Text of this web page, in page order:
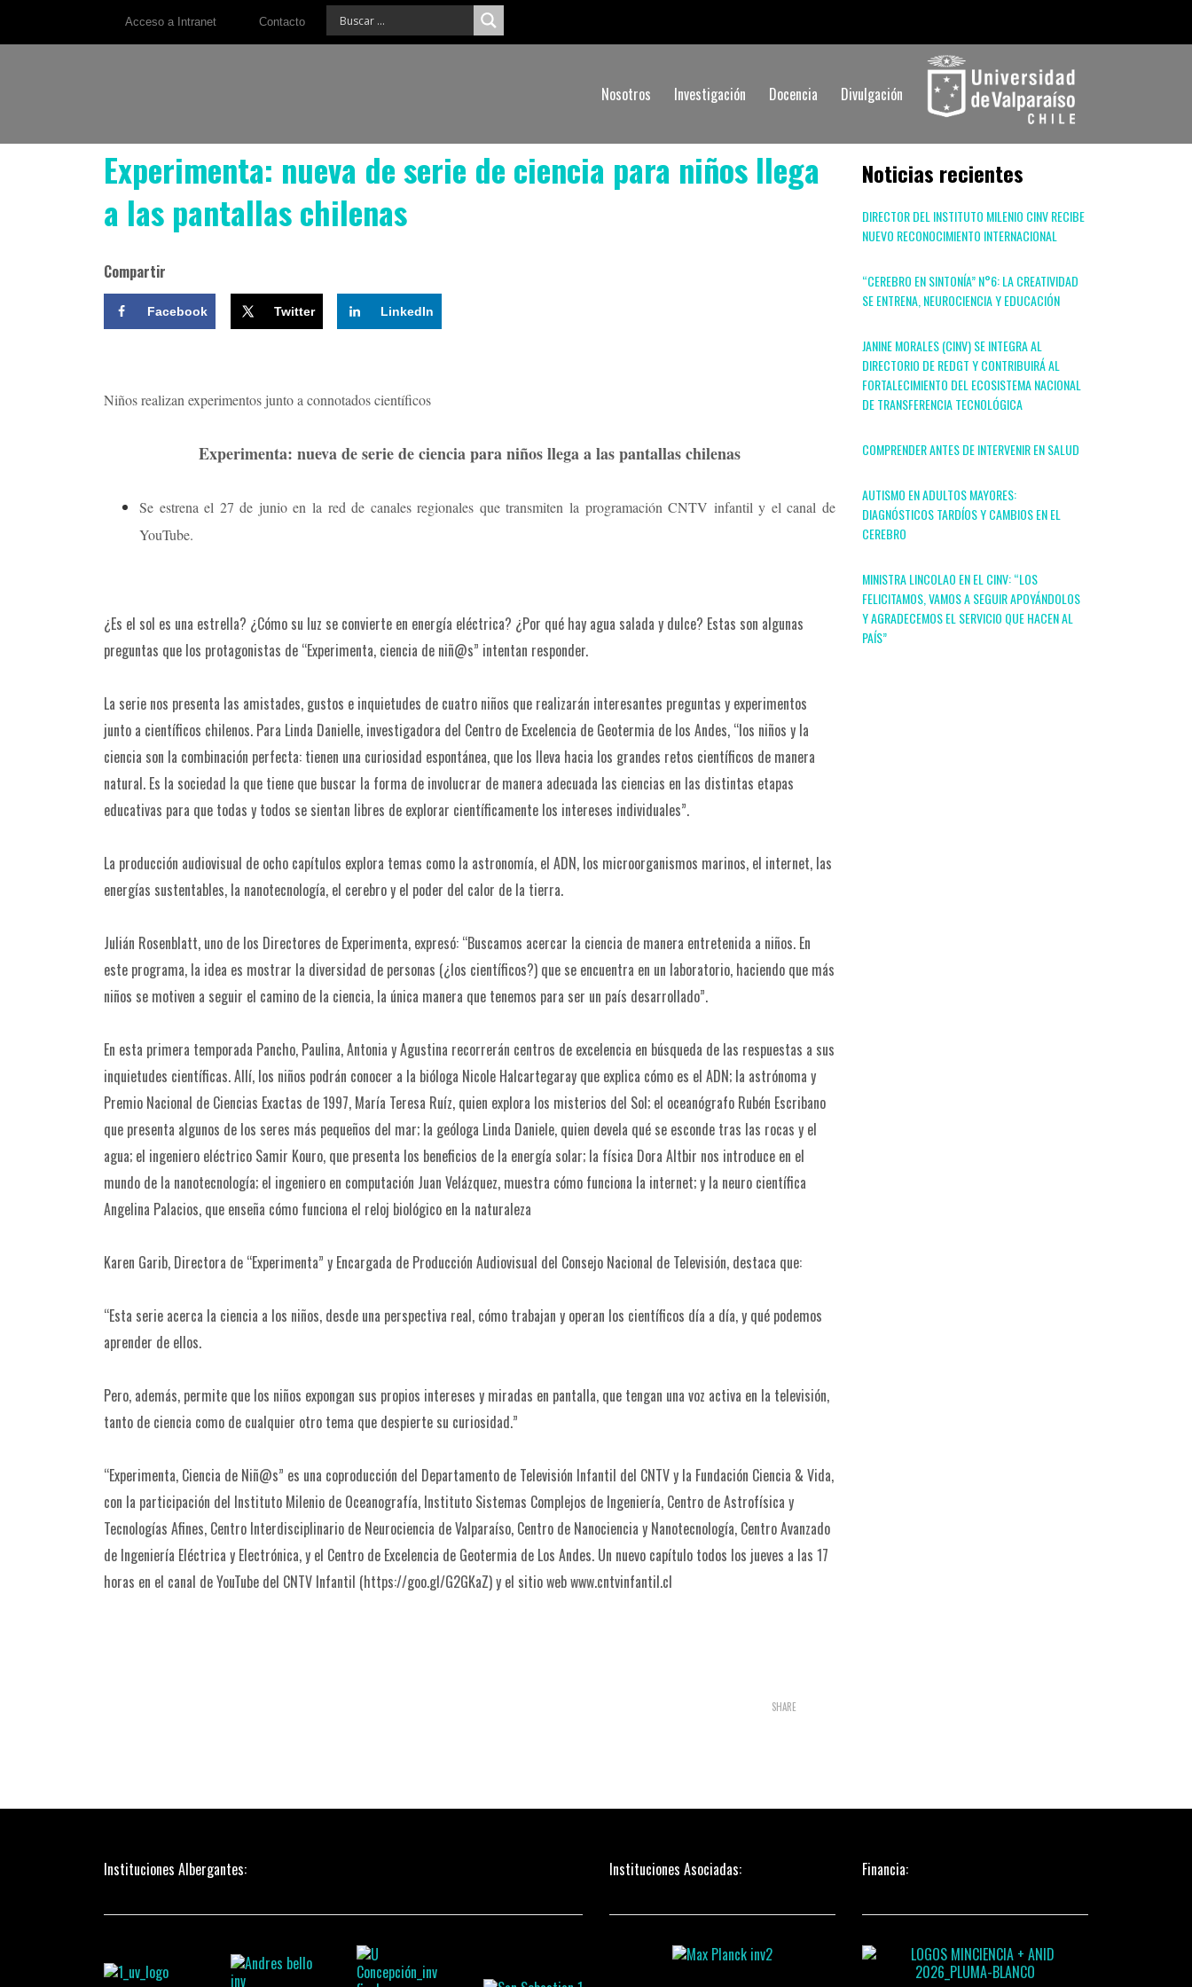
Acceso a Intranet Contacto
Nosotros Investigación Docencia Divulgación
Experimenta: nueva de serie de ciencia para niños llega
a las pantallas chilenas
Compartir
Facebook Twitter LinkedIn
Niños realizan experimentos junto a connotados científicos
Experimenta: nueva de serie de ciencia para niños llega a las pantallas chilenas
Se estrena el 27 de junio en la red de canales regionales que transmiten la programación CNTV infantil y el canal de
YouTube.
¿Es el sol es una estrella? ¿Cómo su luz se convierte en energía eléctrica? ¿Por qué hay agua salada y dulce? Estas son algunas
preguntas que los protagonistas de “Experimenta, ciencia de niñ@s” intentan responder.
La serie nos presenta las amistades, gustos e inquietudes de cuatro niños que realizarán interesantes preguntas y experimentos
junto a científicos chilenos. Para Linda Danielle, investigadora del Centro de Excelencia de Geotermia de los Andes, “los niños y la
ciencia son la combinación perfecta: tienen una curiosidad espontánea, que los lleva hacia los grandes retos científicos de manera
natural. Es la sociedad la que tiene que buscar la forma de involucrar de manera adecuada las ciencias en las distintas etapas
educativas para que todas y todos se sientan libres de explorar científicamente los intereses individuales”.
La producción audiovisual de ocho capítulos explora temas como la astronomía, el ADN, los microorganismos marinos, el internet, las
energías sustentables, la nanotecnología, el cerebro y el poder del calor de la tierra.
Julián Rosenblatt, uno de los Directores de Experimenta, expresó: “Buscamos acercar la ciencia de manera entretenida a niños. En
este programa, la idea es mostrar la diversidad de personas (¿los científicos?) que se encuentra en un laboratorio, haciendo que más
niños se motiven a seguir el camino de la ciencia, la única manera que tenemos para ser un país desarrollado”.
En esta primera temporada Pancho, Paulina, Antonia y Agustina recorrerán centros de excelencia en búsqueda de las respuestas a sus
inquietudes científicas. Allí, los niños podrán conocer a la bióloga Nicole Halcartegaray que explica cómo es el ADN; la astrónoma y
Premio Nacional de Ciencias Exactas de 1997, María Teresa Ruíz, quien explora los misterios del Sol; el oceanógrafo Rubén Escribano
que presenta algunos de los seres más pequeños del mar; la geóloga Linda Daniele, quien devela qué se esconde tras las rocas y el
agua; el ingeniero eléctrico Samir Kouro, que presenta los beneficios de la energía solar; la física Dora Altbir nos introduce en el
mundo de la nanotecnología; el ingeniero en computación Juan Velázquez, muestra cómo funciona la internet; y la neuro científica
Angelina Palacios, que enseña cómo funciona el reloj biológico en la naturaleza
Karen Garib, Directora de “Experimenta” y Encargada de Producción Audiovisual del Consejo Nacional de Televisión, destaca que:
“Esta serie acerca la ciencia a los niños, desde una perspectiva real, cómo trabajan y operan los científicos día a día, y qué podemos
aprender de ellos.
Pero, además, permite que los niños expongan sus propios intereses y miradas en pantalla, que tengan una voz activa en la televisión,
tanto de ciencia como de cualquier otro tema que despierte su curiosidad.”
“Experimenta, Ciencia de Niñ@s” es una coproducción del Departamento de Televisión Infantil del CNTV y la Fundación Ciencia & Vida,
con la participación del Instituto Milenio de Oceanografía, Instituto Sistemas Complejos de Ingeniería, Centro de Astrofísica y
Tecnologías Afines, Centro Interdisciplinario de Neurociencia de Valparaíso, Centro de Nanociencia y Nanotecnología, Centro Avanzado
de Ingeniería Eléctrica y Electrónica, y el Centro de Excelencia de Geotermia de Los Andes. Un nuevo capítulo todos los jueves a las 17
horas en el canal de YouTube del CNTV Infantil (https://goo.gl/G2GKaZ) y el sitio web www.cntvinfantil.cl
SHARE
Noticias recientes
DIRECTOR DEL INSTITUTO MILENIO CINV RECIBE
NUEVO RECONOCIMIENTO INTERNACIONAL
“CEREBRO EN SINTONÍA” N°6: LA CREATIVIDAD
SE ENTRENA, NEUROCIENCIA Y EDUCACIÓN
JANINE MORALES (CINV) SE INTEGRA AL
DIRECTORIO DE REDGT Y CONTRIBUIRÁ AL
FORTALECIMIENTO DEL ECOSISTEMA NACIONAL
DE TRANSFERENCIA TECNOLÓGICA
COMPRENDER ANTES DE INTERVENIR EN SALUD
AUTISMO EN ADULTOS MAYORES:
DIAGNÓSTICOS TARDÍOS Y CAMBIOS EN EL
CEREBRO
MINISTRA LINCOLAO EN EL CINV: “LOS
FELICITAMOS, VAMOS A SEGUIR APOYÁNDOLOS
Y AGRADECEMOS EL SERVICIO QUE HACEN AL
PAÍS”
Instituciones Albergantes: Instituciones Asociadas: Financia: